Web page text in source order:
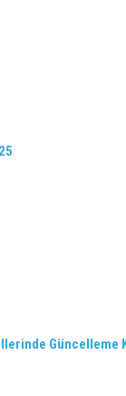
Güncelleme